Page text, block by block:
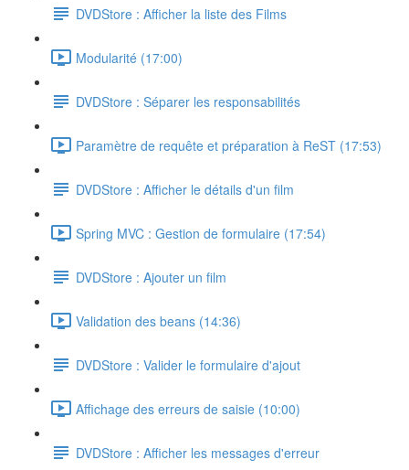
DVDStore : Afficher la liste des Films
Modularité (17:00)
DVDStore : Séparer les responsabilités
Paramètre de requête et préparation à ReST (17:53)
DVDStore : Afficher le détails d'un film
Spring MVC : Gestion de formulaire (17:54)
DVDStore : Ajouter un film
Validation des beans (14:36)
DVDStore : Valider le formulaire d'ajout
Affichage des erreurs de saisie (10:00)
DVDStore : Afficher les messages d'erreur